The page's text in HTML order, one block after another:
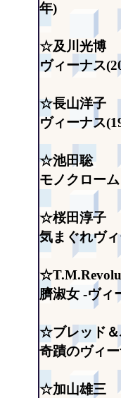
年)
☆及川光博
ヴィーナス
☆長山洋子
ヴィーナス
☆池田聡
モノクロー
☆桜田淳子
気まぐれヴ
臍淑女 -ヴィ
☆ブレッド＆
奇蹟のヴィ
☆加山雄三